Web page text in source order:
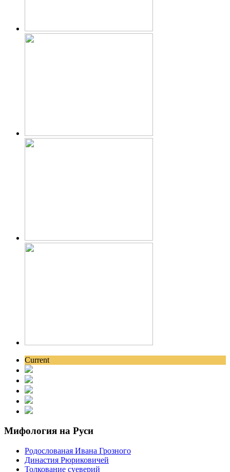
Current
Мифология на Руси
Родослованая Ивана Грозного
Династия Рюриковичей
Толкование суеверий